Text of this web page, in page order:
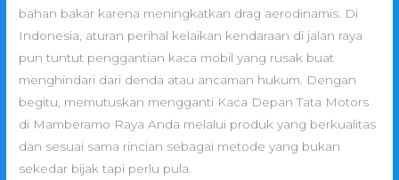
bahan bakar karena meningkatkan drag aerodinamis. Di
Indonesia, aturan perihal kelaikan kendaraan di jalan raya
pun tuntut penggantian kaca mobil yang rusak buat
menghindari dari denda atau ancaman hukum. Dengan
begitu, memutuskan mengganti Kaca Depan Tata Motors
di Mamberamo Raya Anda melalui produk yang berkualitas
dan sesuai sama rincian sebagai metode yang bukan
sekedar bijak tapi perlu pula.